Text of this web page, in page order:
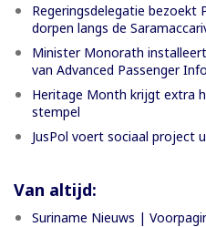
Regeringsdelegatie bezoekt
dorpen langs de
Minister Monorath
van Advanced Passenger
Heritage Month krijgt extra
stempel
JusPol voert sociaal project
Van altijd:
Suriname Nieuws |